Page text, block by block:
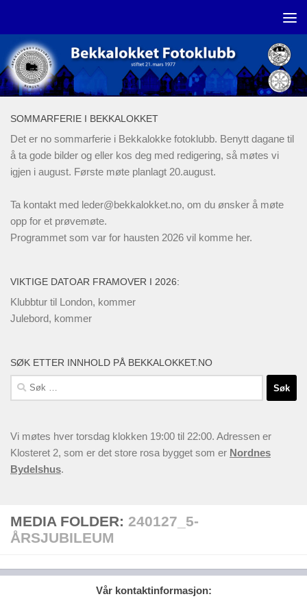
MEDIA FOLDER: 240127_5-
ÅRSJUBILEUM
SOMMARFERIE I BEKKALOKKET
Det er no sommarferie i Bekkalokke fotoklubb. Benytt dagane til
å ta gode bilder og eller kos deg med redigering, så møtes vi
igjen i august. Første møte planlagt 20.august.
Ta kontakt med leder@bekkalokket.no, om du ønsker å møte
opp for et prøvemøte.
Programmet som var for hausten 2026 vil komme her.
VIKTIGE DATOAR FRAMOVER I 2026:
Klubbtur til London, kommer
Julebord, kommer
SØK ETTER INNHOLD PÅ BEKKALOKKET.NO
Søk
etter:
Vi møtes hver torsdag klokken 19:00 til 22:00. Adressen er
Klosteret 2, som er det store rosa bygget som er Nordnes
Bydelshus.
Vår kontaktinformasjon: